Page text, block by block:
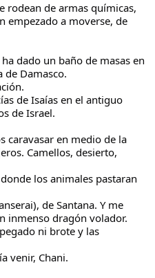
rodean de armas químicas,
empezado a moverse, de
dado un baño de masas en
de Damasco.
de Isaías en el antiguo
de Israel.
caravasar en medio de la
Camellos, desierto,
los animales pastaran
de Santana. Y me
inmenso dragón volador.
ni brote y las
venir, Chani.